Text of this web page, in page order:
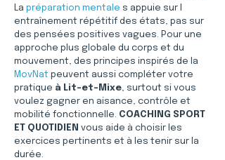
La préparation mentale s appuie sur l
entraînement répétitif des états, pas sur
des pensées positives vagues. Pour une
approche plus globale du corps et du
mouvement, des principes inspirés de la
MovNat peuvent aussi compléter votre
pratique à Lit-et-Mixe, surtout si vous
voulez gagner en aisance, contrôle et
mobilité fonctionnelle. COACHING SPORT
ET QUOTIDIEN vous aide à choisir les
exercices pertinents et à les tenir sur la
durée.